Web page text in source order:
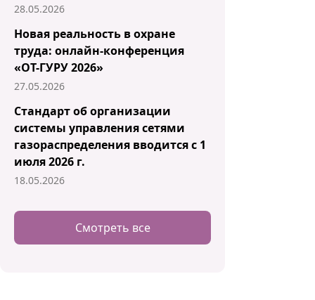
28.05.2026
Новая реальность в охране
труда: онлайн-конференция
«ОТ-ГУРУ 2026»
27.05.2026
Стандарт об организации
системы управления сетями
газораспределения вводится с 1
июля 2026 г.
18.05.2026
Смотреть все